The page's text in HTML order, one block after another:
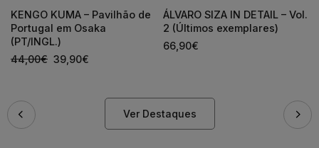
KENGO KUMA – Pavilhão de
Portugal em Osaka
(PT/INGL.)
44,00€ 39,90€
ÁLVARO SIZA IN DETAIL – Vol.
2 (Últimos exemplares)
66,90€
Ver Destaques